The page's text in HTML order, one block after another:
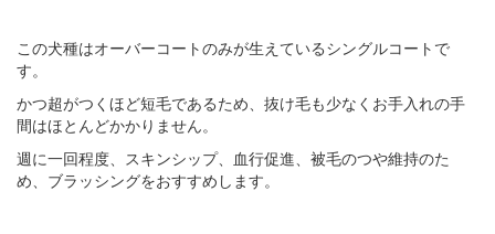
この犬種はオーバーコートのみが生えているシングルコートで
す。
かつ超がつくほど短毛であるため、抜け毛も少なくお手入れの手
間はほとんどかかりません。
週に一回程度、スキンシップ、血行促進、被毛のつや維持のた
め、ブラッシングをおすすめします。